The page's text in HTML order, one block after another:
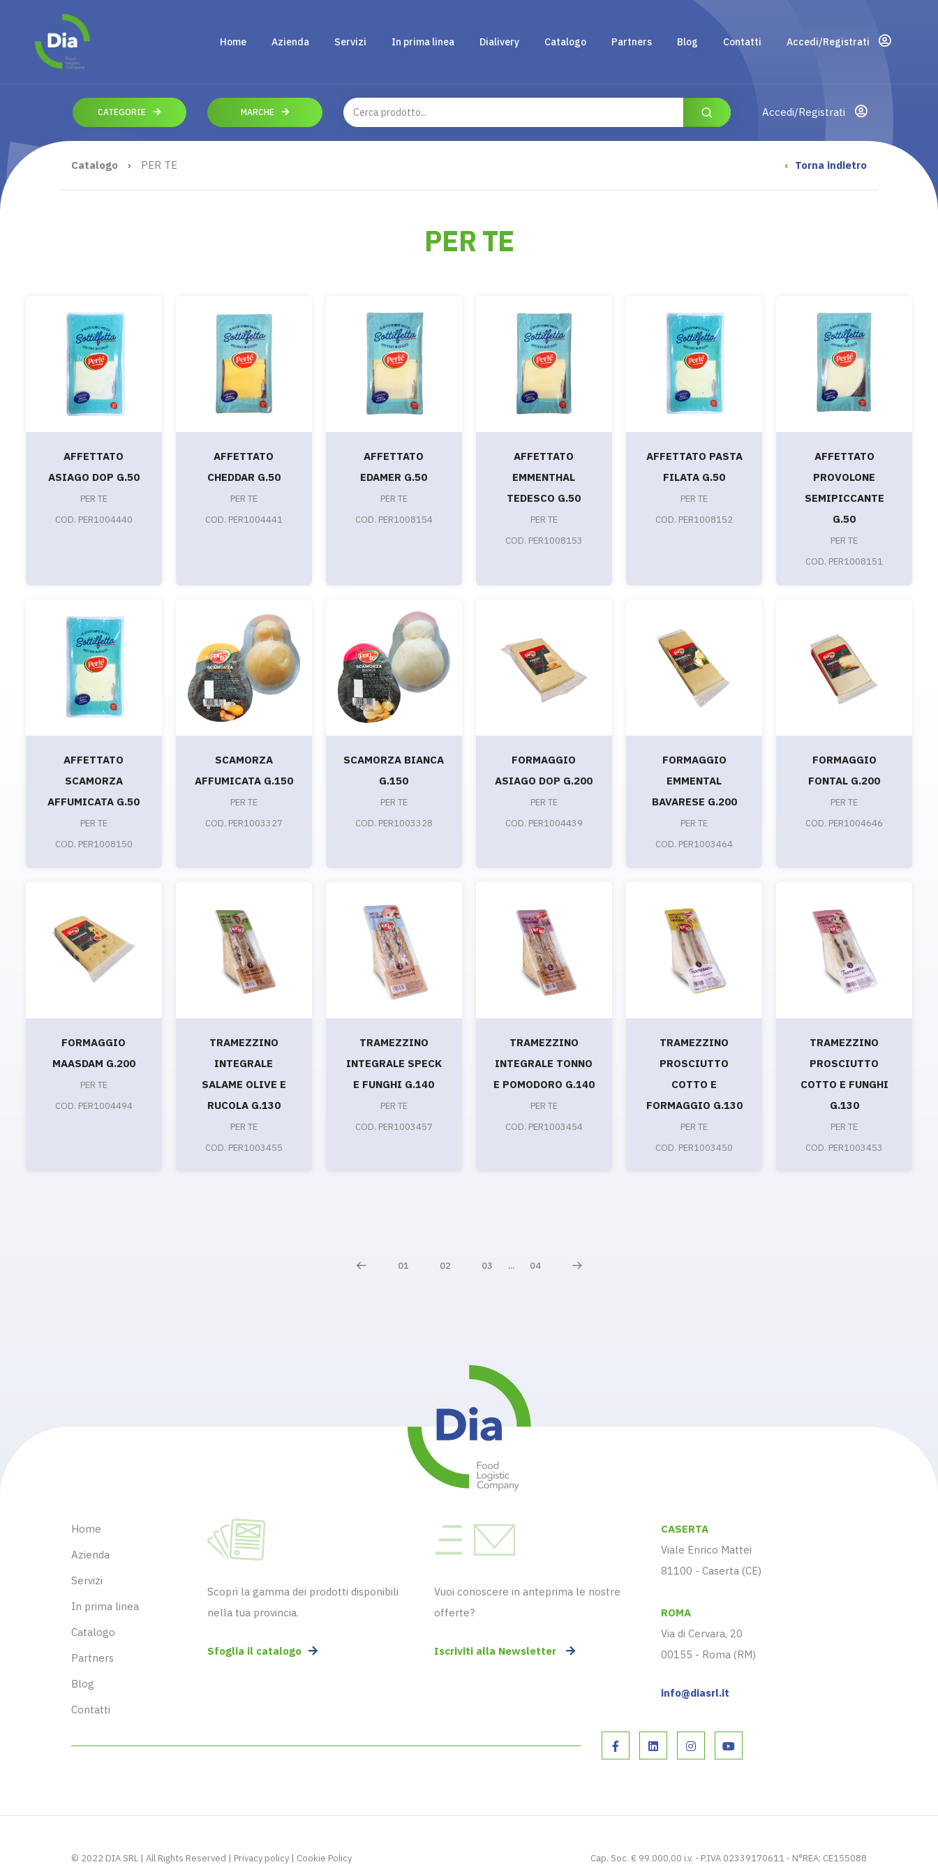
Home Azienda Servizi In prima linea Dialivery Catalogo Partners Blog Contatti Accedi/Registrati
CATEGORIE MARCHE Accedi/Registrati
Catalogo › PER TE ‹ Torna indietro
PER TE
AFFETTATO
ASIAGO DOP G.50
PER TE
COD. PER1004440
AFFETTATO
CHEDDAR G.50
PER TE
COD. PER1004441
AFFETTATO
EDAMER G.50
PER TE
COD. PER1008154
AFFETTATO
EMMENTHAL
TEDESCO G.50
PER TE
COD. PER1008153
AFFETTATO PASTA
FILATA G.50
PER TE
COD. PER1008152
AFFETTATO
PROVOLONE
SEMIPICCANTE
G.50
PER TE
COD. PER1008151
AFFETTATO
SCAMORZA
AFFUMICATA G.50
PER TE
COD. PER1008150
SCAMORZA
AFFUMICATA G.150
PER TE
COD. PER1003327
SCAMORZA BIANCA
G.150
PER TE
COD. PER1003328
FORMAGGIO
ASIAGO DOP G.200
PER TE
COD. PER1004439
FORMAGGIO
EMMENTAL
BAVARESE G.200
PER TE
COD. PER1003464
FORMAGGIO
FONTAL G.200
PER TE
COD. PER1004646
FORMAGGIO
MAASDAM G.200
PER TE
COD. PER1004494
TRAMEZZINO
INTEGRALE
SALAME OLIVE E
RUCOLA G.130
PER TE
COD. PER1003455
TRAMEZZINO
INTEGRALE SPECK
E FUNGHI G.140
PER TE
COD. PER1003457
TRAMEZZINO
INTEGRALE TONNO
E POMODORO G.140
PER TE
COD. PER1003454
TRAMEZZINO
PROSCIUTTO
COTTO E
FORMAGGIO G.130
PER TE
COD. PER1003450
TRAMEZZINO
PROSCIUTTO
COTTO E FUNGHI
G.130
PER TE
COD. PER1003453
01 02 03 ... 04
Home
Azienda
Servizi
In prima linea
Catalogo
Partners
Blog
Contatti
Scopri la gamma dei prodotti disponibili
nella tua provincia.
Sfoglia il catalogo
Vuoi conoscere in anteprima le nostre
offerte?
Iscriviti alla Newsletter
CASERTA
Viale Enrico Mattei
81100 - Caserta (CE)
ROMA
Via di Cervara, 20
00155 - Roma (RM)
info@diasrl.it
© 2022 DIA SRL | All Rights Reserved | Privacy policy | Cookie Policy Cap. Soc. € 99.000,00 i.v. - P.IVA 02339170611 - N°REA: CE155088